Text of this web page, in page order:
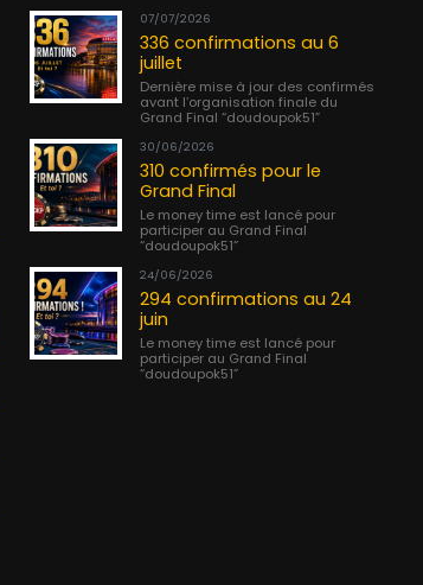
07/07/2026
336 confirmations au 6
juillet
Dernière mise à jour des confirmés
avant l’organisation finale du
Grand Final “doudoupok51”
30/06/2026
310 confirmés pour le
Grand Final
Le money time est lancé pour
participer au Grand Final
“doudoupok51”
24/06/2026
294 confirmations au 24
juin
Le money time est lancé pour
participer au Grand Final
“doudoupok51”